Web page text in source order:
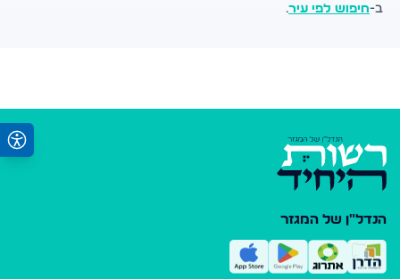
ב-חיפוש לפי עיר.
הנדל"ן של המגזר